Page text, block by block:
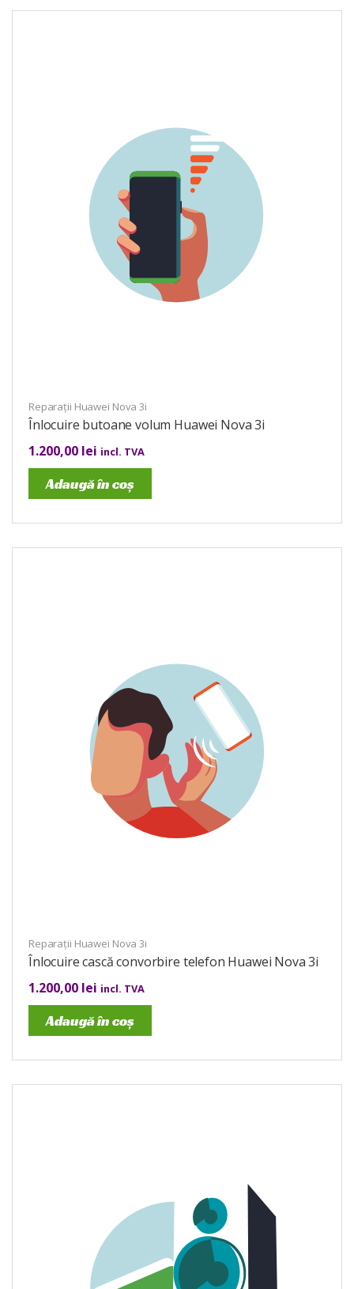
Reparații Huawei Nova 3i
Înlocuire butoane volum Huawei Nova 3i
1.200,00 lei incl. TVA
Adaugă în coș
Reparații Huawei Nova 3i
Înlocuire cască convorbire telefon Huawei Nova 3i
1.200,00 lei incl. TVA
Adaugă în coș